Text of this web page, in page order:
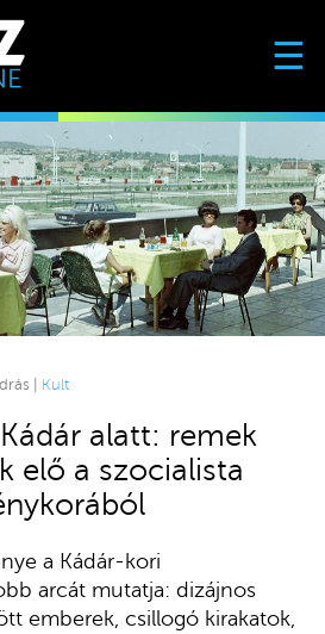
☰
| Kult
alatt: remek
elő a szocialista
a Kádár-kori
arcát mutatja: dizájnos
emberek, csillogó kirakatok,